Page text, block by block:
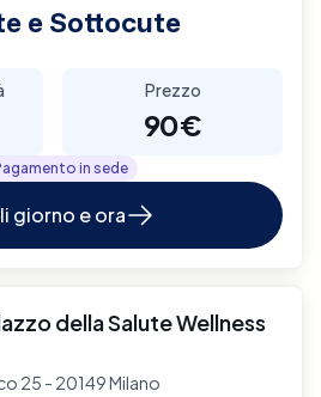
e Sottocute
Prezzo
90€
in sede
giorno e ora
della Salute Wellness
25 - 20149 Milano